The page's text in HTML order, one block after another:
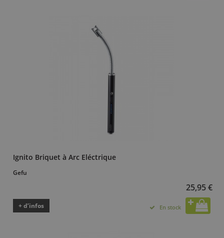
Ignito Briquet à Arc Eléctrique
Gefu
25,95 €
+ d’infos En stock